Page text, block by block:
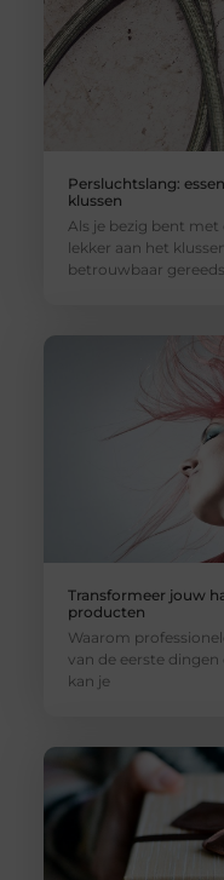
Persluchtslang:
klussen
Als je bezig bent
lekker aan het
betrouwbaar
Transformeer jouw
producten
Waarom
van de eerste
kan je